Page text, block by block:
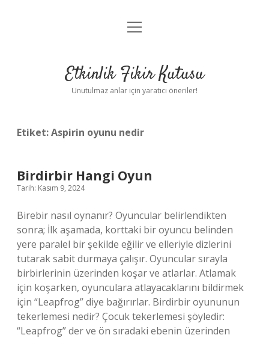
Anasayfa
Yasal Uyarı
menüyü
Etkinlik Fikir Kutusu
Unutulmaz anlar için yaratıcı öneriler!
Etiket:Aspirin oyunu nedir
Birdirbir Hangi Oyun
Tarih: Kasım 9, 2024
Birebir nasıl oynanır? Oyuncular belirlendikten
sonra; İlk aşamada, korttaki bir oyuncu belinden
yere paralel bir şekilde eğilir ve elleriyle dizlerini
tutarak sabit durmaya çalışır. Oyuncular sırayla
birbirlerinin üzerinden koşar ve atlarlar. Atlamak
için koşarken, oyunculara atlayacaklarını bildirmek
için “Leapfrog” diye bağırırlar. Birdirbir oyununun
tekerlemesi nedir? Çocuk tekerlemesi şöyledir:
“Leapfrog” der ve ön sıradaki ebenin üzerinden